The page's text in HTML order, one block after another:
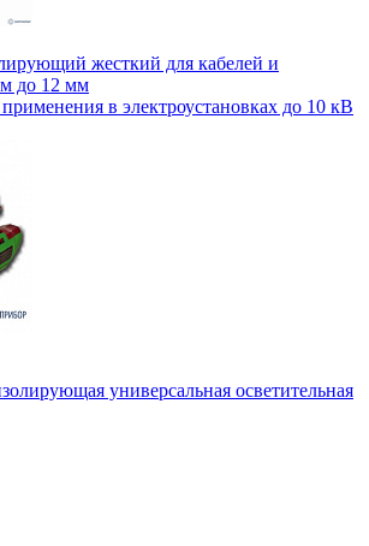
жесткий для кабелей и
до 12 мм
в электроустановках до 10 кВ
универсальная осветительная